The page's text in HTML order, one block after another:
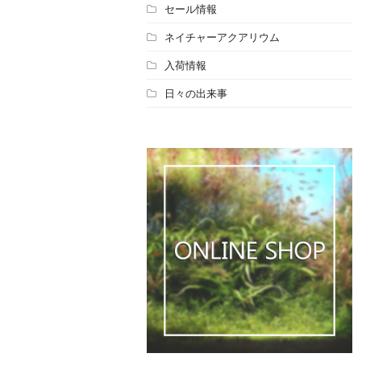
セール情報
ネイチャーアクアリウム
入荷情報
日々の出来事